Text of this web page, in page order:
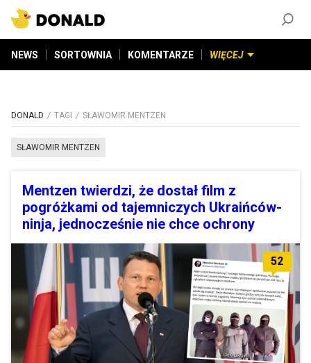
NEWS SORTOWNIA KOMENTARZE WIĘCEJ
DONALD TAGI SŁAWOMIR MENTZEN
SŁAWOMIR MENTZEN
Mentzen twierdzi, że dostał film z
pogróżkami od tajemniczych Ukraińców-
ninja, jednocześnie nie chce ochrony
52